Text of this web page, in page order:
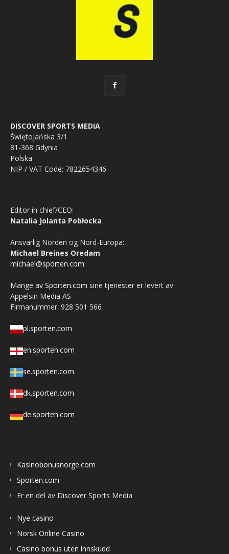
DISCOVER SPORTS MEDIA
Świętojańska 3/1
81-368 Gdynia
Polska
NIP / VAT Code: 7822654346
Editor in chief/CEO:
Natalia Jolanta Pobłocka
Ansvarlig Norden og Nord-Europa:
Michael Breines Oredam
michael@sporten.com
Mange av Sporten.com sine tjenester er levert av
Appelsin Media AS
Firmanummer: 928 501 566
pl.sporten.com
en.sporten.com
se.sporten.com
dk.sporten.com
de.sporten.com
Kasinobonusnorge.com
Sporten.com
Er en del av Discover Sports Media
Nye casino
Norsk Online Casino
Casino bonus uten innskudd